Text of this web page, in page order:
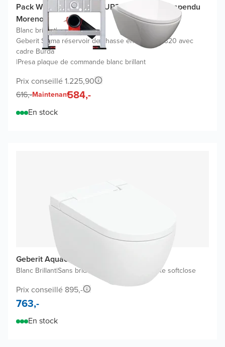
Pack WC promo Geberit UP320 avec WC suspendu
Moreno
Blanc brillant|
Geberit Sigma réservoir de chasse encastré UP320 avec
cadre Burda
|Presa plaque de commande blanc brillant
Prix conseillé 1.225,90
616,-Maintenant584,-
En stock
Geberit Aquaclean Alba WC Japonais
Blanc Brillant|Sans bride Abattant de WC de luxe softclose
Prix conseillé 895,-
763,-
En stock